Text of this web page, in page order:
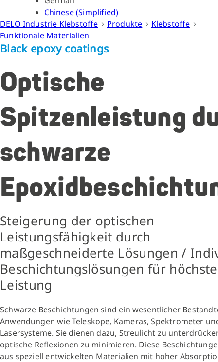
Chinese (Simplified)
DELO Industrie Klebstoffe
Produkte
Klebstoffe
Funktionale Materialien
Black epoxy coatings
Optische
Spitzenleistung
schwarze
Steigerung der optischen
Leistungsfähigkeit durch
maßgeschneiderte Lösungen /
Beschichtungslösungen für höchste
Leistung
Schwarze Beschichtungen sind ein wesentlicher
Anwendungen wie Teleskope, Kameras, Spektrometer
Lasersysteme. Sie dienen dazu, Streulicht zu
optische Reflexionen zu minimieren. Diese
aus speziell entwickelten Materialien mit hoher